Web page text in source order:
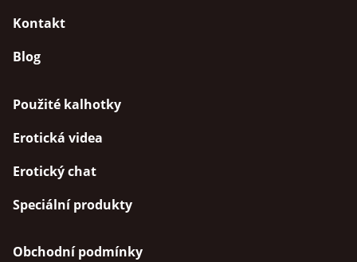
Kontakt
Blog
Použité kalhotky
Erotická videa
Erotický chat
Speciální produkty
Obchodní podmínky